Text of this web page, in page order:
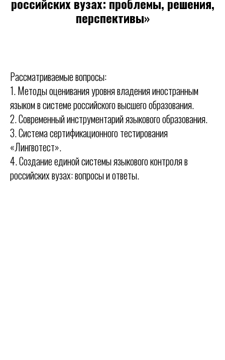
перспективы»
Рассматриваемые вопросы:
1.Методы оценивания уровня владения иностранным
языком в системе российского высшего образования.
2.Современный инструментарий языкового образования.
3. Система сертификационного тестирования
«Лингвотест».
4. Создание единой системы языкового контроля в
российских вузах: вопросы и ответы.